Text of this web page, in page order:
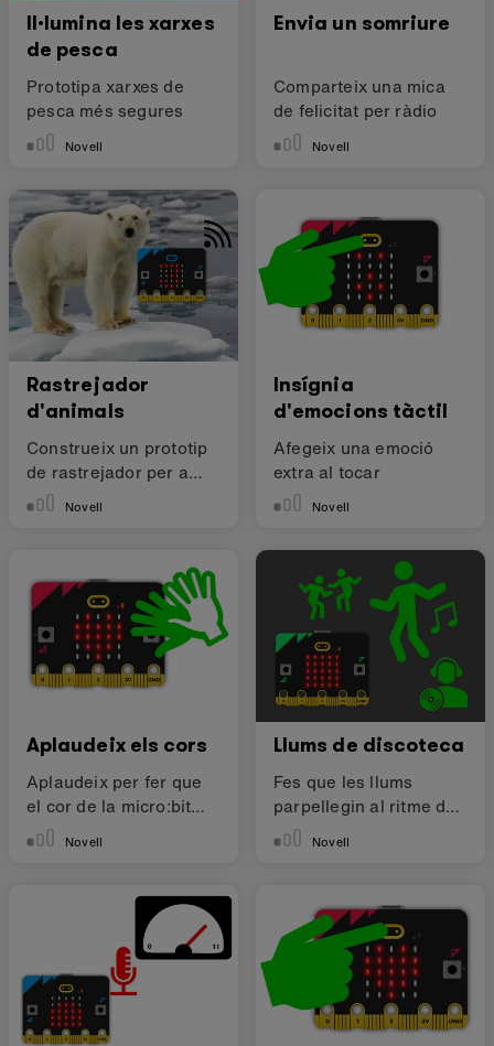
Il·lumina les xarxes
de pesca
Prototipa xarxes de
pesca més segures
Novell
Envia un somriure
Comparteix una mica
de felicitat per ràdio
Novell
Rastrejador
d'animals
Construeix un prototip
de rastrejador per a
animalsNovell
Insígnia
d'emocions tàctil
Afegeix una emoció
extra al tocar
Novell
Aplaudeix els cors
Aplaudeix per fer que
el cor de la micro:bit
bateguiNovell
Llums de discoteca
Fes que les llums
parpellegin al ritme de
la música
Novell